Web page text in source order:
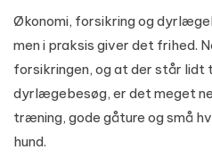
Økonomi, forsikring og
men i praksis giver det frihed.
forsikringen, og at der står lidt
dyrlægebesøg, er det meget
træning, gode gåture og små
hund.